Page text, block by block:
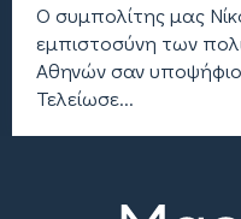
Ο συμπολίτης μας
εμπιστοσύνη των
Αθηνών σαν
Τελείωσε...